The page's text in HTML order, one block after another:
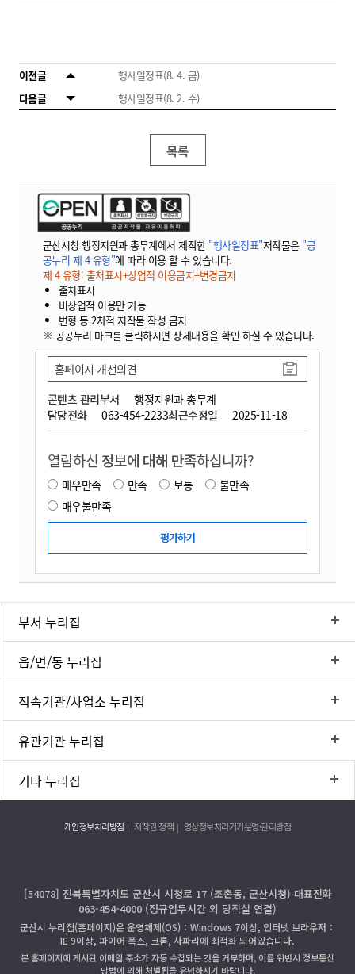
이전글
행사일정표(8. 4. 금)
다음글
행사일정표(8. 2. 수)
목록
군산시청 행정지원과 총무계에서 제작한 "행사일정표"저작물은 "공
공누리 제 4 유형"에 따라 이용 할 수 있습니다.
제 4 유형: 출처표시+상업적 이용금지+변경금지
출처표시
비상업적 이용만 가능
변형 등 2차적 저작물 작성 금지
※ 공공누리 마크를 클릭하시면 상세내용을 확인 하실 수 있습니다.
콘텐츠 관리부서
행정지원과 총무계
담당전화
063-454-2233최근수정일 2025-11-18
홈페이지 개선의견
열람하신 정보에 대해 만족하십니까?
매우만족 만족 보통
불만족
매우불만족
부서 누리집
읍/면/동 누리집
직속기관/사업소 누리집
유관기관 누리집
기타 누리집
개인정보처리방침 저작권 정책 영상정보처리기기운영·관리방침
[54078] 전북특별자치도 군산시 시청로 17 (조촌동, 군산시청) 대표전화
063-454-4000 (정규업무시간 외 당직실 연결)
군산시 누리집(홈페이지)은 운영체제(OS)：Windows 7이상, 인터넷 브라우저：
IE 9이상, 파이어 폭스, 크롬, 사파리에 최적화 되어있습니다.
본 홈페이지에 게시된 이메일 주소가 자동 수집되는 것을 거부하며, 이를 위반시 정보통신
망법에 의해 처벌됨을 유념하시기 바랍니다.